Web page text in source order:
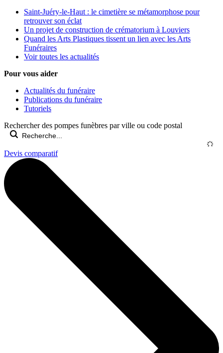
Saint-Juéry-le-Haut : le cimetière se métamorphose pour
retrouver son éclat
Un projet de construction de crématorium à Louviers
Quand les Arts Plastiques tissent un lien avec les Arts
Funéraires
Voir toutes les actualités
Pour vous aider
Actualités du funéraire
Publications du funéraire
Tutoriels
Rechercher des pompes funèbres par ville ou code postal
Devis comparatif